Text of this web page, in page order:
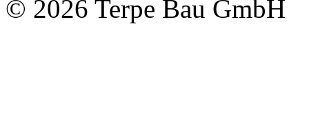
© 2026 Terpe Bau GmbH